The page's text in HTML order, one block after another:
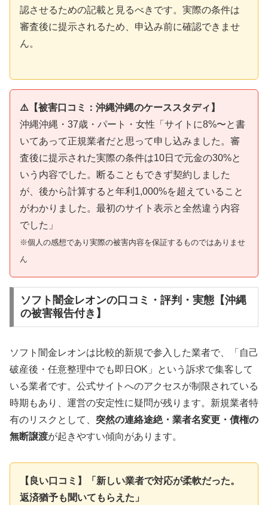
認させるための記載と見るべきです。実際の条件は
審査後に提示されるため、申込み前に確認できませ
ん。
⚠️【被害口コミ：沖縄沖縄のケーススタディ】
沖縄沖縄・37歳・パート・女性「サイトに8%〜と書
いてあって正規業者だと思って申し込みました。審
査後に提示された実際の条件は10日で元金の30%と
いう内容でした。断ることもできず契約しました
が、後から計算すると年利1,000%を超えていること
がわかりました。最初のサイト表示と全然違う内容
でした」
※個人の感想であり実際の被害内容を保証するものではありませ
ん
ソフト闇金レオンの口コミ・評判・実態【沖縄
の被害報告付き】
ソフト闇金レオンは比較的新規で参入した業者で、「自己
破産後・任意整理中でも即日OK」という訴求で集客して
いる業者です。公式サイトへのアクセスが制限されている
時期もあり、運営の安定性に疑問が残ります。新規業者特
有のリスクとして、 突然の連絡途絶・業者名変更・債権の
無断譲渡が起きやすい傾向があります。
【良い口コミ】「新しい業者で対応が柔軟だった。
返済猶予も聞いてもらえた」